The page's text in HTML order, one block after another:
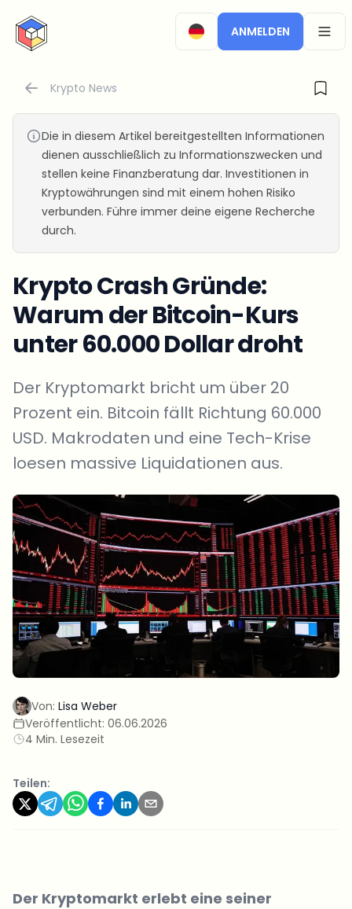
CryptoTicker
ANMELDEN
Krypto News
Die in diesem Artikel bereitgestellten Informationen
dienen ausschließlich zu Informationszwecken und
stellen keine Finanzberatung dar. Investitionen in
Kryptowährungen sind mit einem hohen Risiko
verbunden. Führe immer deine eigene Recherche
durch.
Krypto Crash Gründe:
Warum der Bitcoin-Kurs
unter 60.000 Dollar droht
Der Kryptomarkt bricht um über 20
Prozent ein. Bitcoin fällt Richtung 60.000
USD. Makrodaten und eine Tech-Krise
loesen massive Liquidationen aus.
Von: Lisa Weber
Veröffentlicht: 06.06.2026
4 Min. Lesezeit
Teilen:
Der Kryptomarkt erlebt eine seiner